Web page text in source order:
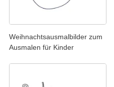
Weihnachtsausmalbilder zum
Ausmalen für Kinder